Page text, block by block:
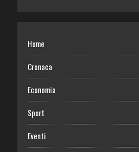
Home
Cronaca
Economia
Sport
Eventi